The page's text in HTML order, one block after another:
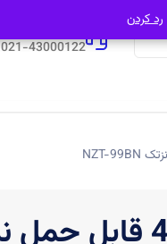
021-43000122
رد کردن
رد کردن